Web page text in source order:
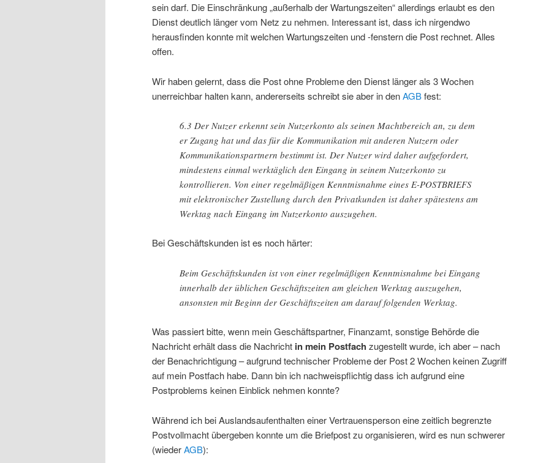
sein darf. Die Einschränkung „außerhalb der Wartungszeiten“ allerdings erlaubt es den
Dienst deutlich länger vom Netz zu nehmen. Interessant ist, dass ich nirgendwo
herausfinden konnte mit welchen Wartungszeiten und -fenstern die Post rechnet. Alles
offen.
Wir haben gelernt, dass die Post ohne Probleme den Dienst länger als 3 Wochen
unerreichbar halten kann, andererseits schreibt sie aber in denAGBfest:
6.3 Der Nutzer erkennt sein Nutzerkonto als seinen Machtbereich an, zu dem
er Zugang hat und das für die Kommunikation mit anderen Nutzern oder
Kommunikationspartnern bestimmt ist. Der Nutzer wird daher aufgefordert,
mindestens einmal werktäglich den Eingang in seinem Nutzerkonto zu
kontrollieren. Von einer regelmäßigen Kenntnisnahme eines E-POSTBRIEFS
mit elektronischer Zustellung durch den Privatkunden ist daher spätestens am
Werktag nach Eingang im Nutzerkonto auszugehen.
Bei Geschäftskunden ist es noch härter:
Beim Geschäftskunden ist von einer regelmäßigen Kenntnisnahme bei Eingang
innerhalb der üblichen Geschäftszeiten am gleichen Werktag auszugehen,
ansonsten mit Beginn der Geschäftszeiten am darauf folgenden Werktag.
Was passiert bitte, wenn mein Geschäftspartner, Finanzamt, sonstige Behörde die
Nachricht erhält dass die Nachricht in mein Postfach zugestellt wurde, ich aber – nach
der Benachrichtigung – aufgrund technischer Probleme der Post 2 Wochen keinen Zugriff
auf mein Postfach habe. Dann bin ich nachweispflichtig dass ich aufgrund eine
Postproblems keinen Einblick nehmen konnte?
Während ich bei Auslandsaufenthalten einer Vertrauensperson eine zeitlich begrenzte
Postvollmacht übergeben konnte um die Briefpost zu organisieren, wird es nun schwerer
(wiederAGB):